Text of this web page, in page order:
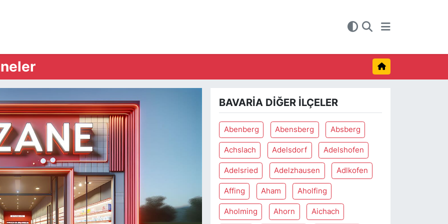
BAVARIA DIĞER İLÇELER
Abenberg Abensberg Absberg
Achslach Adelsdorf Adelshofen
Adelsried Adelzhausen Adlkofen
Affing Aham Aholfing
Aholming Ahorn Aichach